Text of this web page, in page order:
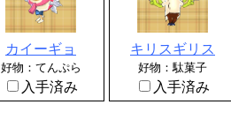
カイーギョ
好物：てんぷら
入手済み
キリスギリス
好物：駄菓子
入手済み